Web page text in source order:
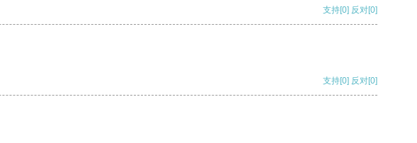
支持[0] 反对[0]
支持[0] 反对[0]